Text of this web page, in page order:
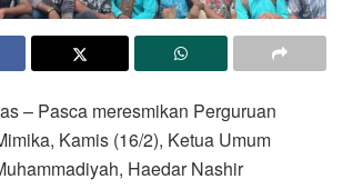
– Pasca meresmikan Perguruan
Kamis (16/2), Ketua Umum
Haedar Nashir